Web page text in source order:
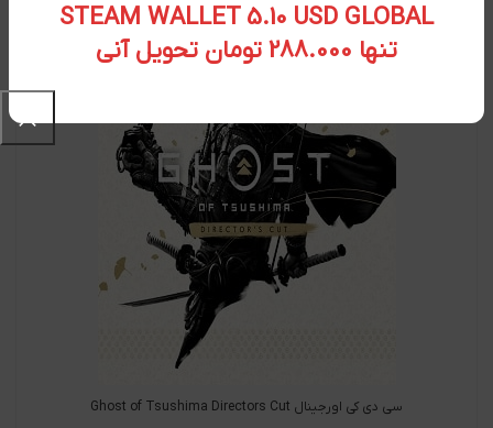
STEAM WALLET 5.10 USD GLOBAL
تنها 288.000 تومان تحویل آنی
سی دی کی اورجینال Ghost of Tsushima Directors Cut